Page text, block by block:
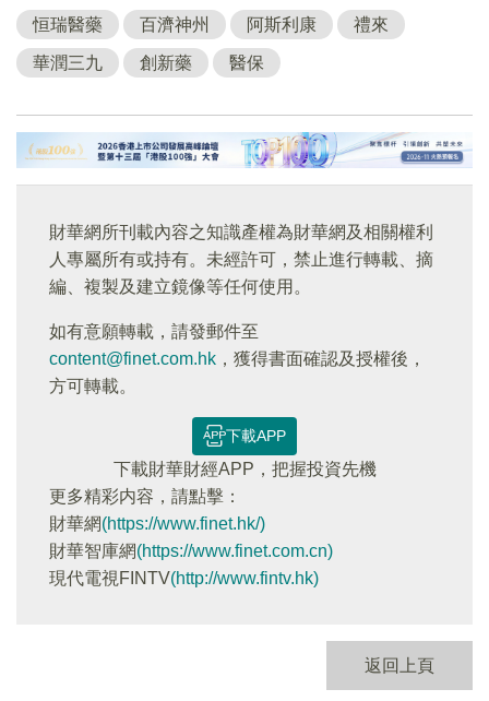
恒瑞醫藥 百濟神州 阿斯利康 禮來
華潤三九 創新藥 醫保
財華網所刊載內容之知識產權為財華網及相關權利
人專屬所有或持有。未經許可，禁止進行轉載、摘
編、複製及建立鏡像等任何使用。
如有意願轉載，請發郵件至
content@finet.com.hk ，獲得書面確認及授權後，
方可轉載。
下載APP
下載財華財經APP，把握投資先機
更多精彩内容，請點擊：
財華網(https://www.finet.hk/)
財華智庫網(https://www.finet.com.cn)
現代電視FINTV(http://www.fintv.hk)
返回上頁